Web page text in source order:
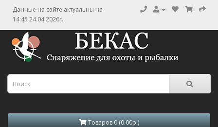
Данные на сайте актуальны на
14:45 24.04.2026г.
Товаров 0 (0.00р.)